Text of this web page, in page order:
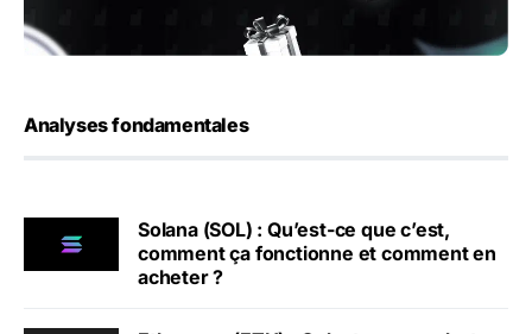
Analyses fondamentales
Solana (SOL) : Qu’est-ce que c’est,
comment ça fonctionne et comment en
acheter ?